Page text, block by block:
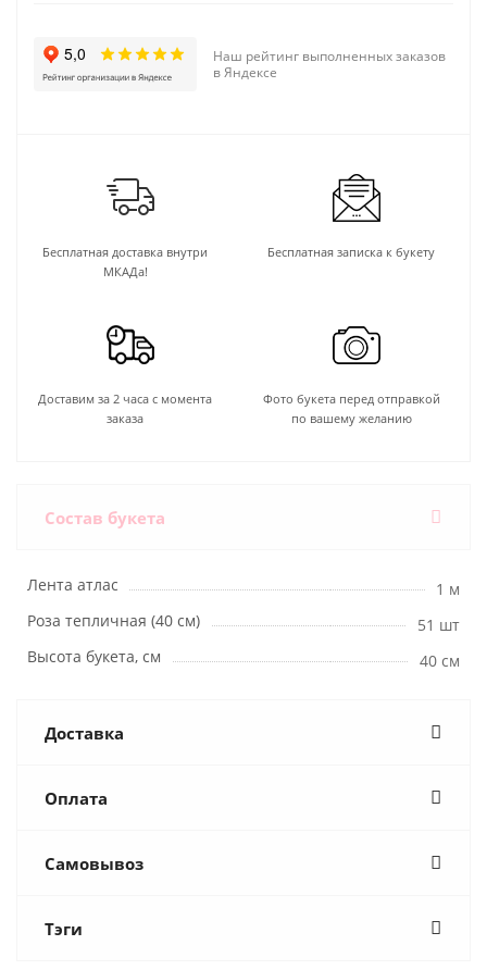
Наш рейтинг выполненных заказов
в Яндексе
Бесплатная доставка внутри
МКАДа!
Бесплатная записка к букету
Доставим за 2 часа с момента
заказа
Фото букета перед отправкой
по вашему желанию
Состав букета
Лента атлас
1 м
Роза тепличная (40 см)
51 шт
Высота букета, см
40 см
Доставка
Оплата
Самовывоз
Тэги